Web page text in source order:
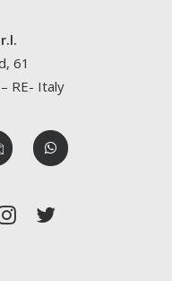
61
RE- Italy